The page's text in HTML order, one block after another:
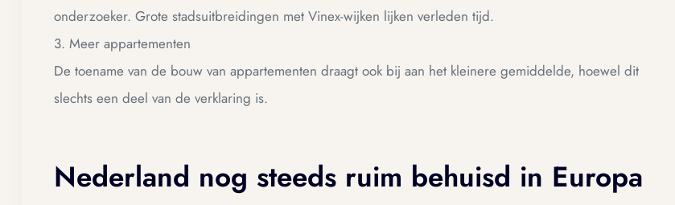
onderzoeker. Grote stadsuitbreidingen met Vinex-wijken lijken verleden tijd.
3. Meer appartementen
De toename van de bouw van appartementen draagt ook bij aan het kleinere gemiddelde, hoewel dit
slechts een deel van de verklaring is.
Nederland nog steeds ruim behuisd in Europa